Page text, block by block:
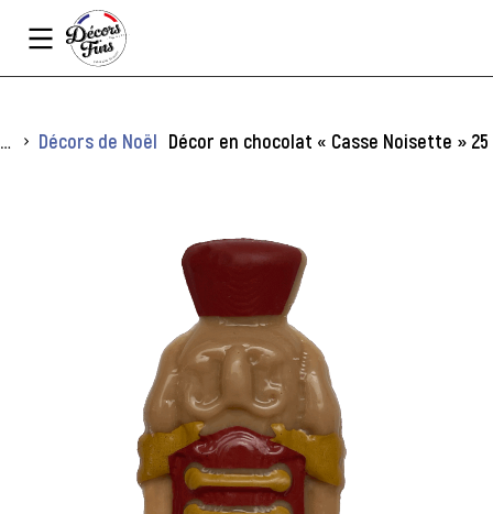
Vous êtes ici :
Décors de Noël Décor en chocolat « Casse Noisette »
Panneau de gestion des cookies